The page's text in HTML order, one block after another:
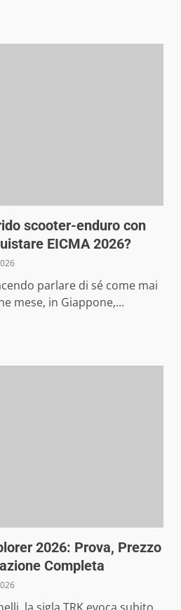
scooter-enduro con
EICMA 2026?
parlare di sé come mai
mese, in Giappone,...
2026: Prova, Prezzo
Completa